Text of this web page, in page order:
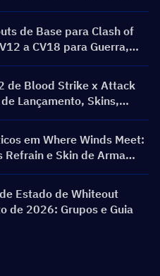
de Base para Clash of
a CV18 para Guerra,
Anti 3 Estrelas
de Blood Strike x Attack
Lançamento, Skins,
Evento de Recarga
em Where Winds Meet:
Refrain e Skin de Arma
Aria Lançados!
Estado de Whiteout
de 2026: Grupos e Guia